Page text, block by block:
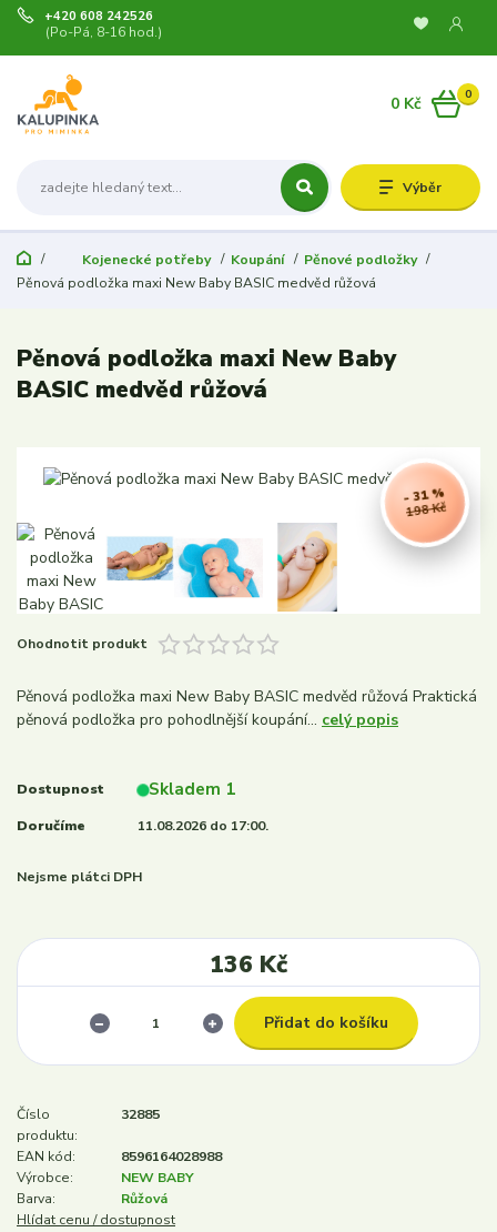
Výběr
+420 608 242526
(Po-Pá, 8-16 hod.)
0
0 Kč
Kojenecké potřeby Koupání
Pěnové podložky
Pěnová podložka maxi New Baby BASIC medvěd růžová
Pěnová podložka maxi New Baby
BASIC medvěd růžová
198 Kč
- 31 %
Ohodnotit produkt
Pěnová podložka maxi New Baby BASIC medvěd růžová Praktická
pěnová podložka pro pohodlnější koupání... celý popis
Dostupnost Skladem 1
Doručíme 11.08.2026 do 17:00.
Nejsme plátci DPH
136 Kč
Přidat do košíku
Číslo
produktu:
32885
EAN kód:
8596164028988
Výrobce:
NEW BABY
Barva:
Růžová
Hlídat cenu / dostupnost